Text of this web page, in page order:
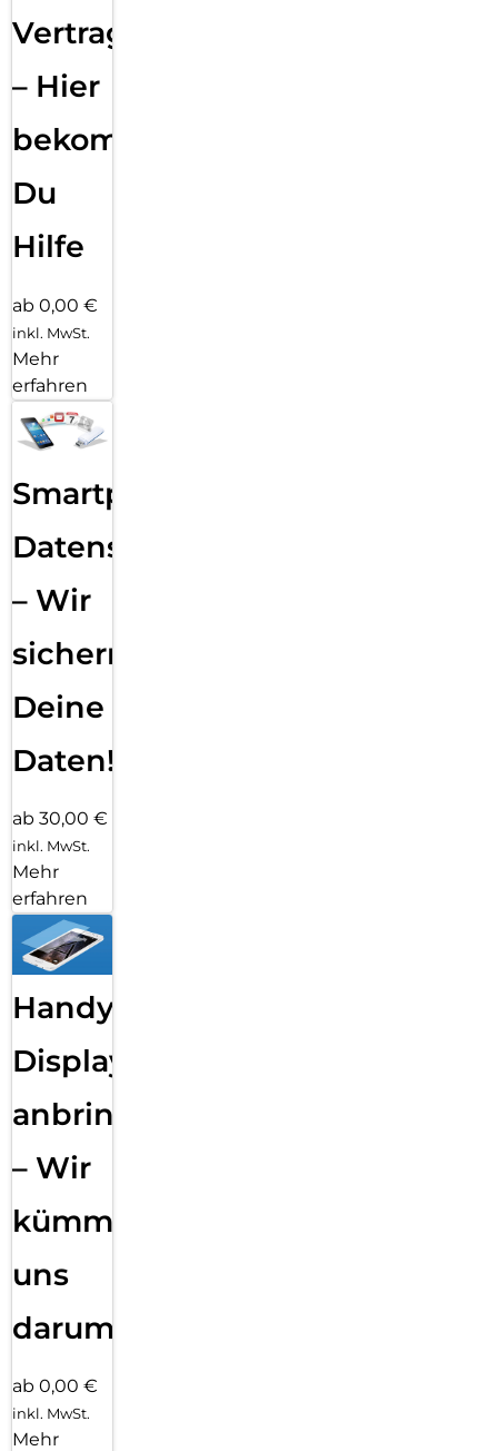
Vertragsabwicklung
– Hier
bekommst
Du
Hilfe
ab 0,00 €
inkl. MwSt.
Mehr
erfahren
Smartphone
Datensicherung
– Wir
sichern
Deine
Daten!
ab 30,00 €
inkl. MwSt.
Mehr
erfahren
Handy
Displayfolie
anbringen
– Wir
kümmern
uns
darum!
ab 0,00 €
inkl. MwSt.
Mehr